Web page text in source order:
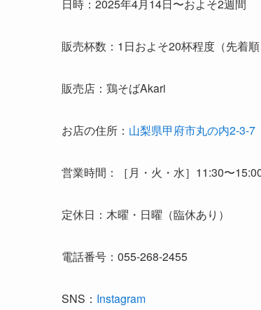
日時：2025年4月14日〜およそ2週間
販売杯数：1日およそ20杯程度（先着順
販売店：鶏そばAkari
お店の住所： 山梨県甲府市丸の内2-3-7
営業時間：［月・火・水］11:30〜
定休日：木曜・日曜（臨休あり）
電話番号：055-268-2455
SNS： Instagram